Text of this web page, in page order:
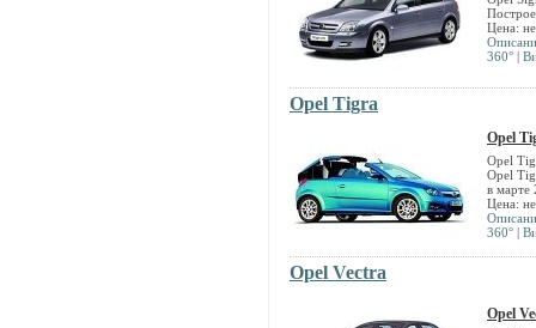
Цена:
360° |
Opel Tigra
Opel
Opel
Opel
в марте
Цена:
360° |
Opel Vectra
Opel